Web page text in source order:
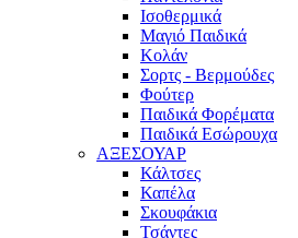
Ισοθερμικά
Μαγιό Παιδικά
Κολάν
Σορτς - Βερμούδες
Φούτερ
Παιδικά Φορέματα
Παιδικά Εσώρουχα
ΑΞΕΣΟΥΑΡ
Κάλτσες
Καπέλα
Σκουφάκια
Τσάντες